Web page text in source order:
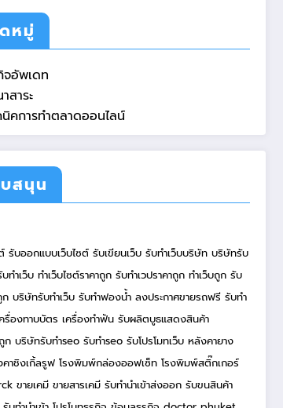
หมู่
จอัพเดท
สาระ
นิคการทำตลาดออนไลน์
สนุน
รับออกแบบเว็บไซต์รับเขียนเว็บ รับทำเว็บบริษัท บริษัทรับ
ทำเว็บ ทำเว็บไซต์ราคาถูก รับทำเวปราคาถูก ทำเว็บถูก รับ
ก บริษัทรับทำเว็บ รับทำฟองน้ำ ลงประกาศขายรถฟรี รับทำ
รื่องทาบบัตร เครื่องทำฟัน รับผลิตบูธแสดงสินค้า
ก บริษัทรับทำseo รับทำseo รับโปรโมทเว็บ หลังคายาง
าชิงเกิ้ลรูฟ โรงพิมพ์กล่องออฟเซ็ท โรงพิมพ์สติ๊กเกอร์
ขายเคมี ขายสารเคมี รับทำนำเข้าส่งออก รับขนสินค้า